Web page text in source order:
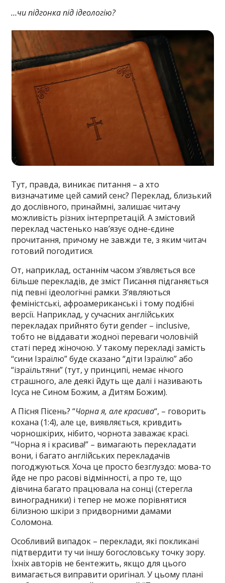
…чи підгонка під ідеологію?
Тут, правда, виникає питання – а хто
визначатиме цей самий сенс? Переклад, близький
до дослівного, принаймні, залишає читачу
можливість різних інтерпретацій. А змістовий
переклад частенько нав’язує одне-єдине
прочитання, причому не завжди те, з яким читач
готовий погодитися.
От, наприклад, останнім часом з’являється все
більше перекладів, де зміст Писання підганяється
під певні ідеологічні рамки. З’являються
феміністські, афроамериканські і тому подібні
версії. Наприклад, у сучасних англійських
перекладах прийнято бути gender – іnclusіve,
тобто не віддавати жодної переваги чоловічій
статі перед жіночою. У такому перекладі замість
“сини Ізраїлю” буде сказано “діти Ізраїлю” або
“ізраїльтяни” (тут, у принципі, немає нічого
страшного, але деякі йдуть ще далі і називають
Ісуса не Сином Божим, а Дитям Божим).
А Пісня Пісень? “Чорна я, але красива“, – говорить
кохана (1:4), але це, виявляється, кривдить
чорношкірих, нібито, чорнота заважає красі.
“Чорна я і красива!” – вимагають перекладати
вони, і багато англійських перекладачів
погоджуються. Хоча це просто безглуздо: мова-то
йде не про расові відмінності, а про те, що
дівчина багато працювала на сонці (стерегла
виноградники) і тепер не може порівнятися
білизною шкіри з придворними дамами
Соломона.
Особливий випадок – переклади, які покликані
підтвердити ту чи іншу богословську точку зору.
Їхніх авторів не бентежить, якщо для цього
вимагається виправити оригінал. У цьому плані